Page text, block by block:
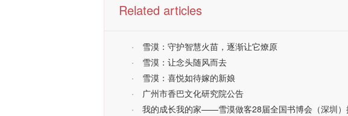
Related articles
· 雪漠：守护智慧火苗，逐渐让它燎原
· 雪漠：让念头随风而去
· 雪漠：喜悦如待嫁的新娘
· 广州市香巴文化研究院公告
· 我的成长我的家——雪漠做客28届全国书博会（深圳）